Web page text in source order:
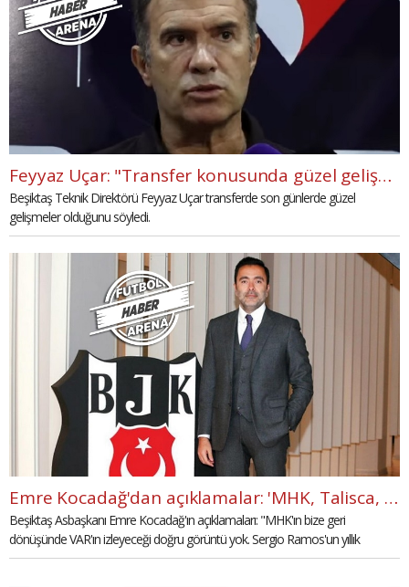
Feyyaz Uçar: "Transfer konusunda güzel gelişmeler var"
Beşiktaş Teknik Direktörü Feyyaz Uçar transferde son günlerde güzel
gelişmeler olduğunu söyledi.
Emre Kocadağ'dan açıklamalar: 'MHK, Talisca, Ramos, transfer'
Beşiktaş Asbaşkanı Emre Kocadağ'ın açıklamaları: "MHK'ın bize geri
dönüşünde VAR'ın izleyeceği doğru görüntü yok. Sergio Ramos'un yıllık
maliyeti vergiler hariç yıllık 15 milyon euro. Transfer yapacağız. Ancak kimse